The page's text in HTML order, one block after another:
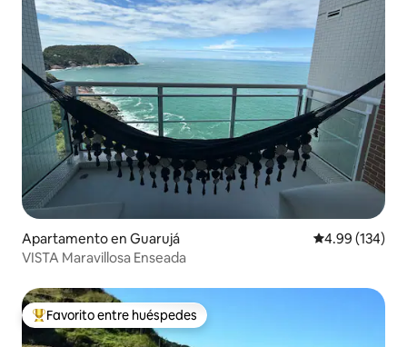
Apartamento en Guarujá Calificación
4.99 (134)
VISTA Maravillosa Enseada
Favorito entre huéspedes preferido
Favorito entre huéspedes